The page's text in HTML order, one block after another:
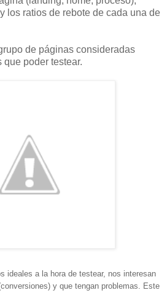
los ratios de rebote de cada una de
de páginas consideradas
poder testear.
ideales a la hora de testear, nos interesan
y que tengan problemas. Este